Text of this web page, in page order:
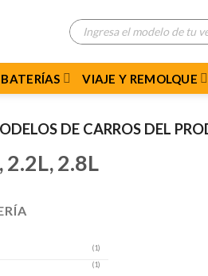
Búsqueda
de
productos
BATERÍAS VIAJE Y REMOLQUE
DE CARROS DEL
2.2L, 2.8L
(1)
(1)